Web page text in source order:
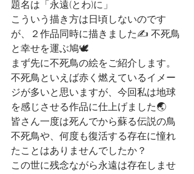
題名は「永遠(とわ)に」
こういう描き方は日頃しないのです
が、２作品同時に描きました✍️ 不死鳥
と幸せを運ぶ鳩🕊️
まず先に不死鳥の絵をご紹介します。
不死鳥といえば赤く燃えているイメー
ジが多いと思いますが、今回私は地球
を感じさせる作品に仕上げました🌏
皆さん一度は死んでから蘇る伝説の鳥
不死鳥や、何度も復活する存在に憧れ
たことはありませんでしたか？
この世に残念ながら永遠は存在しませ